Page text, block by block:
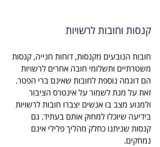
קנסות וחובות לרשויות
חובות הנובעים מקנסות, דוחות חנייה, קנסות
משטרתיים ותשלומי חובה אחרים לרשויות
הם דוגמה נוספת לחובות שאינם ברי הפטר.
זאת על מנת לשמור על אינטרס הציבור
ולמנוע מצב בו אנשים יצברו חובות לרשויות
בידיעה שיוכלו למחוק אותם בעתיד. גם
קנסות שניתנו כחלק מהליך פלילי אינם
נמחקים.